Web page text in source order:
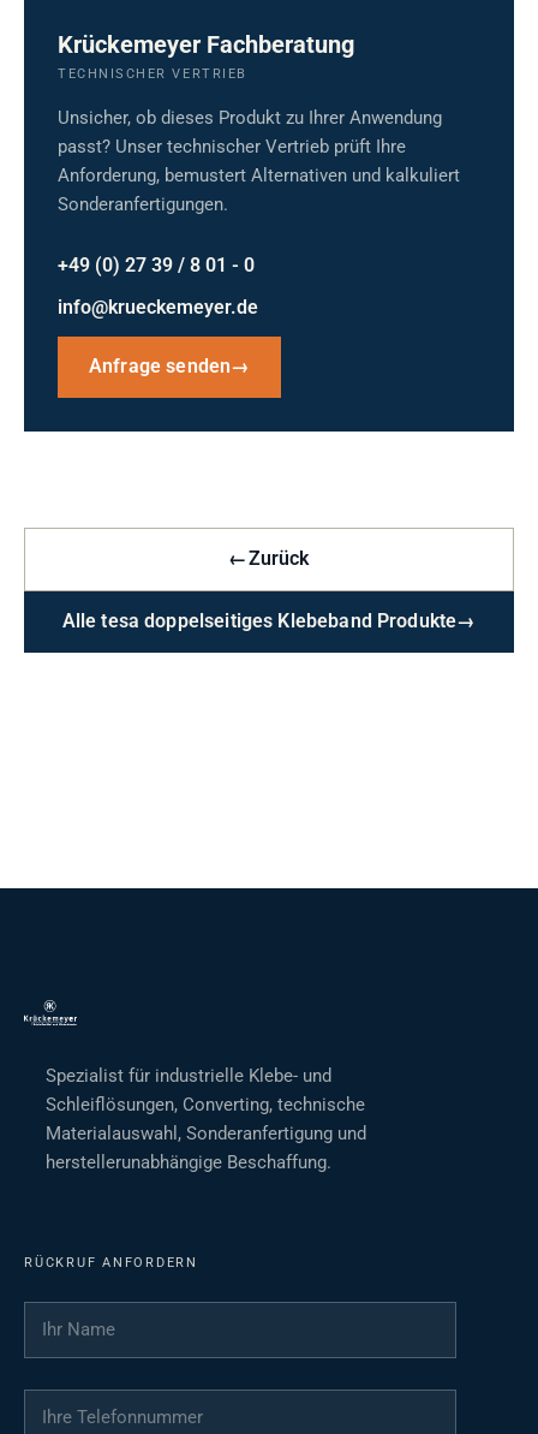
Krückemeyer Fachberatung
TECHNISCHER VERTRIEB
Unsicher, ob dieses Produkt zu Ihrer Anwendung
passt? Unser technischer Vertrieb prüft Ihre
Anforderung, bemustert Alternativen und kalkuliert
Sonderanfertigungen.
+49 (0) 27 39 / 8 01 - 0
info@krueckemeyer.de
Anfrage senden→
←Zurück
Alle tesa doppelseitiges Klebeband Produkte→
Spezialist für industrielle Klebe- und
Schleiflösungen, Converting, technische
Materialauswahl, Sonderanfertigung und
herstellerunabhängige Beschaffung.
RÜCKRUF ANFORDERN
Ihr Name
Ihre Telefonnummer